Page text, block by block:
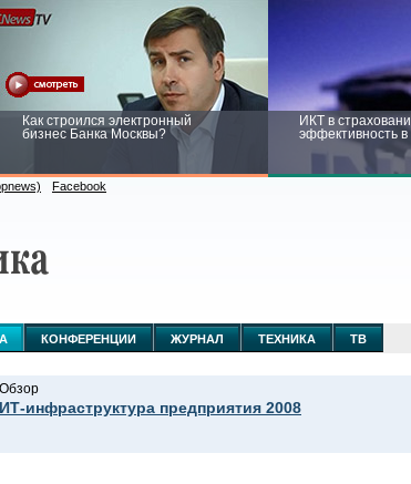
Как строился электронный
бизнес Банка Москвы?
ИКТ в
эффективность
новых условиях
Facebook
КОНФЕРЕНЦИИ ЖУРНАЛ ТЕХНИКА ТВ
Обзор
ИТ-инфраструктура предприятия 2008